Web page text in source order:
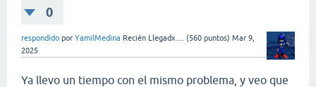
0
respondido por YamilMedina Recién Llegadx.... (560 puntos) Mar 9,
2025
Ya llevo un tiempo con el mismo problema, y veo que